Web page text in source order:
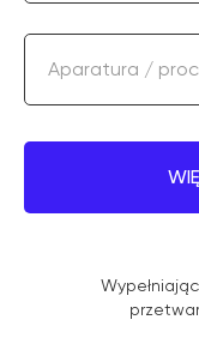
Aparatura /